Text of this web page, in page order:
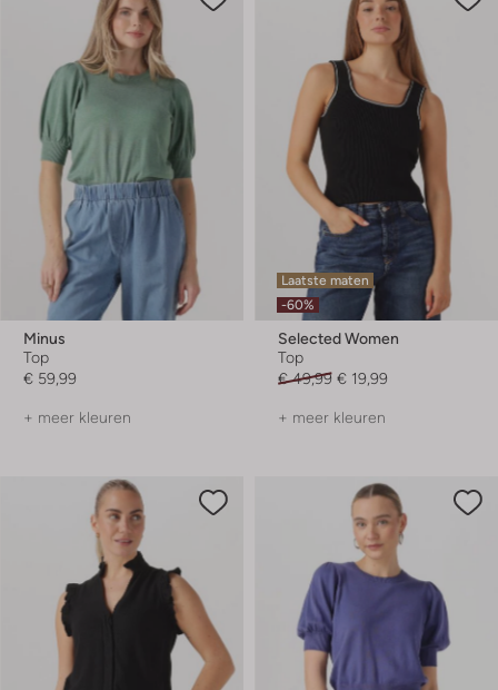
Minus
Top
€ 59,99
+ meer kleuren
Laatste maten
-60%
Selected Women
Top
€ 49,99 € 19,99
+ meer kleuren